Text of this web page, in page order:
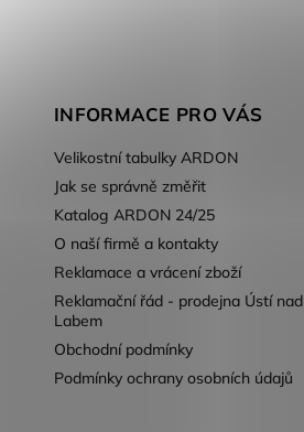
INFORMACE PRO VÁS
Velikostní tabulky ARDON
Jak se správně změřit
Katalog ARDON 24/25
O naší firmě a kontakty
Reklamace a vrácení zboží
Reklamační řád - prodejna Ústí nad
Labem
Obchodní podmínky
Podmínky ochrany osobních údajů